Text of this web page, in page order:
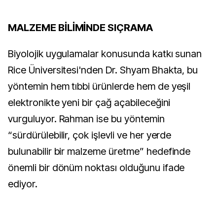
MALZEME BİLİMİNDE SIÇRAMA
Biyolojik uygulamalar konusunda katkı sunan
Rice Üniversitesi'nden Dr. Shyam Bhakta, bu
yöntemin hem tıbbi ürünlerde hem de yeşil
elektronikte yeni bir çağ açabileceğini
vurguluyor. Rahman ise bu yöntemin
“sürdürülebilir, çok işlevli ve her yerde
bulunabilir bir malzeme üretme” hedefinde
önemli bir dönüm noktası olduğunu ifade
ediyor.